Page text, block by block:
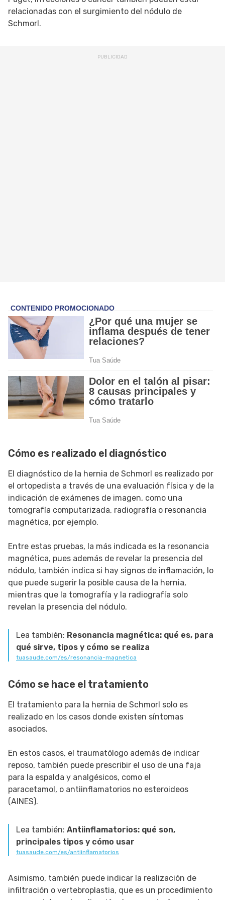
relacionadas con el surgimiento del nódulo de
Schmorl.
Cómo es realizado el diagnóstico
El diagnóstico de la hernia de Schmorl es realizado por
el ortopedista a través de una evaluación física y de la
indicación de exámenes de imagen, como una
tomografía computarizada, radiografía o resonancia
magnética, por ejemplo.
Entre estas pruebas, la más indicada es la resonancia
magnética, pues además de revelar la presencia del
nódulo, también indica si hay signos de inflamación, lo
que puede sugerir la posible causa de la hernia,
mientras que la tomografía y la radiografía solo
revelan la presencia del nódulo.
Lea también: Resonancia magnética: qué es, para
qué sirve, tipos y cómo se realiza
tuasaude.com/es/resonancia-magnetica
Cómo se hace el tratamiento
El tratamiento para la hernia de Schmorl solo es
realizado en los casos donde existen síntomas
asociados.
En estos casos, el traumatólogo además de indicar
reposo, también puede prescribir el uso de una faja
para la espalda y analgésicos, como el
paracetamol, o antiinflamatorios no esteroideos
(AINES).
Lea también: Antiinflamatorios: qué son,
principales tipos y cómo usar
tuasaude.com/es/antiinflamatorios
Asimismo, también puede indicar la realización de
infiltración o vertebroplastia, que es un procedimiento